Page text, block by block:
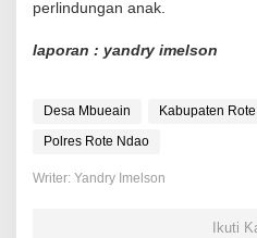
perlindungan anak.
laporan : yandry imelson
Desa Mbueain Kabupaten
Polres Rote Ndao
Writer: Yandry Imelson
Ikuti